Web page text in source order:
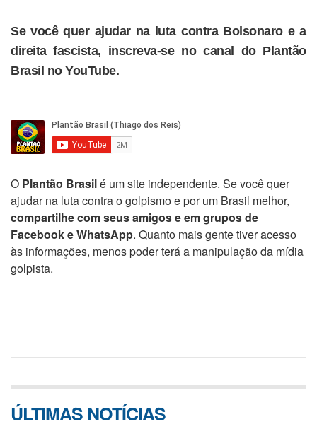
Se você quer ajudar na luta contra Bolsonaro e a
direita fascista, inscreva-se no canal do Plantão
Brasil no YouTube.
O Plantão Brasilé um site independente. Se você quer
ajudar na luta contra o golpismo e por um Brasil melhor,
compartilhe com seus amigos e em grupos de
Facebook e WhatsApp. Quanto mais gente tiver acesso
às informações, menos poder terá a manipulação da mídia
golpista.
ÚLTIMAS NOTÍCIAS